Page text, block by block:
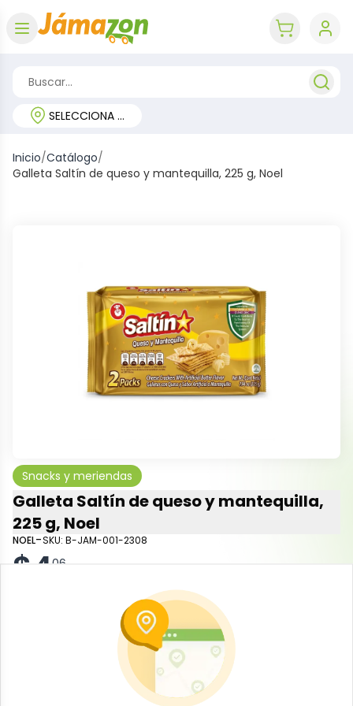
SELECCIONA TU REGIÓN
Inicio/Catálogo/
Galleta Saltín de queso y mantequilla, 225 g, Noel
Snacks y meriendas
Galleta Saltín de queso y mantequilla,
225 g, Noel
NOEL-SKU: B-JAM-001-2308
$ 4 06
Añadir al carrito